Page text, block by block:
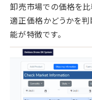
卸売市場での価格を比
適正価格かどうかを判
能が特徴です。